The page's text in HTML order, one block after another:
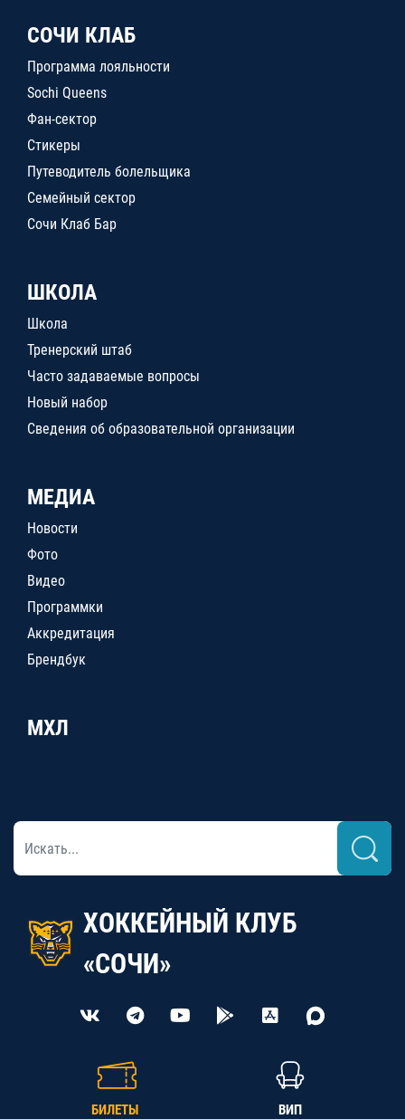
СОЧИ КЛАБ
Программа лояльности
Sochi Queens
Фан-сектор
Стикеры
Путеводитель болельщика
Семейный сектор
Сочи Клаб Бар
ШКОЛА
Школа
Тренерский штаб
Часто задаваемые вопросы
Новый набор
Сведения об образовательной организации
МЕДИА
Новости
Фото
Видео
Программки
Аккредитация
Брендбук
МХЛ
ХОККЕЙНЫЙ КЛУБ
«СОЧИ»
БИЛЕТЫ ВИП